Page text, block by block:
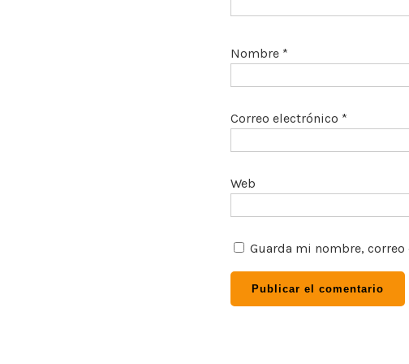
Nombre *
Correo electrónico *
Web
Guarda mi nombre,